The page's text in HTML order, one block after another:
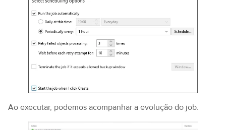
Ao executar, podemos acompanhar a evolução do job.